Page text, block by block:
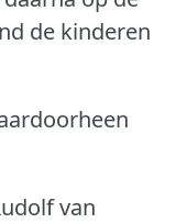
de kinderen
van